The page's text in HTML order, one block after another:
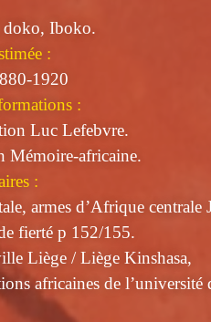
doko, Iboko.
:
1920
:
Luc Lefebvre.
Mémoire-africaine.
:
armes d’Afrique centrale
fierté p 152/155.
Liège / Liège Kinshasa,
africaines de l’université